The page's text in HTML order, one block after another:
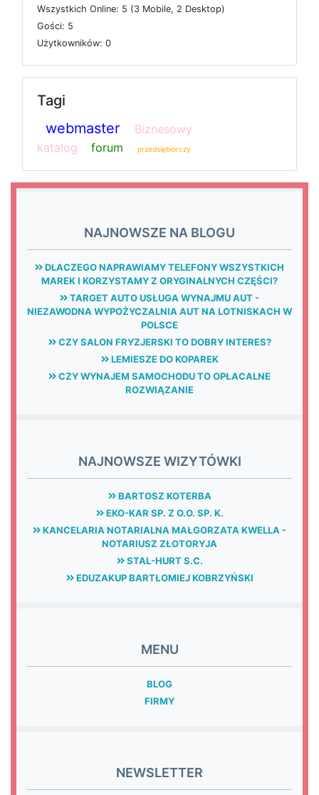
Wszystkich Online: 5 (3 Mobile, 2 Desktop)
Gości: 5
Użytkowników: 0
Tagi
webmaster
Biznesowy
katalog
forum przedsiębiorczy
NAJNOWSZE NA BLOGU
DLACZEGO NAPRAWIAMY TELEFONY WSZYSTKICH
MAREK I KORZYSTAMY Z ORYGINALNYCH CZĘŚCI?
TARGET AUTO USŁUGA WYNAJMU AUT -
NIEZAWODNA WYPOŻYCZALNIA AUT NA LOTNISKACH W
POLSCE
CZY SALON FRYZJERSKI TO DOBRY INTERES?
LEMIESZE DO KOPAREK
CZY WYNAJEM SAMOCHODU TO OPŁACALNE
ROZWIĄZANIE
NAJNOWSZE WIZYTÓWKI
BARTOSZ KOTERBA
EKO-KAR SP. Z O.O. SP. K.
KANCELARIA NOTARIALNA MAŁGORZATA KWELLA -
NOTARIUSZ ZŁOTORYJA
STAL-HURT S.C.
EDUZAKUP BARTŁOMIEJ KOBRZYŃSKI
MENU
BLOG
FIRMY
NEWSLETTER